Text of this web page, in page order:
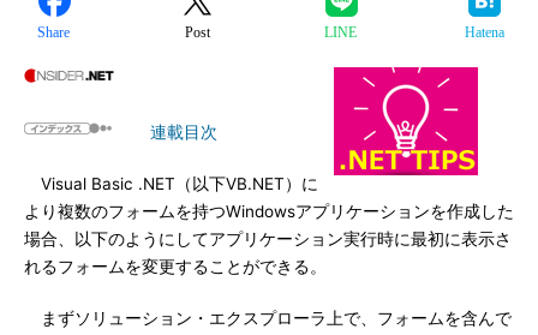
Share Post LINE Hatena
連載目次
Visual Basic .NET（以下VB.NET）に
より複数のフォームを持つWindowsアプリケーションを作成した
場合、以下のようにしてアプリケーション実行時に最初に表示さ
れるフォームを変更することができる。
まずソリューション・エクスプローラ上で、フォームを含んで